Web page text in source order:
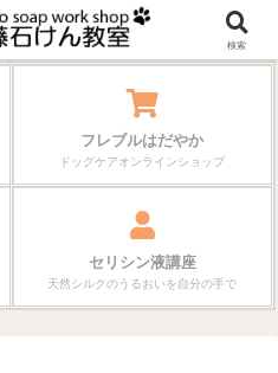
暮らしを変えていく。
フレブルはだやか
ドッグケアオンラインショップ
セリシン液講座
天然シルクのうるおいを自分の手で
検索